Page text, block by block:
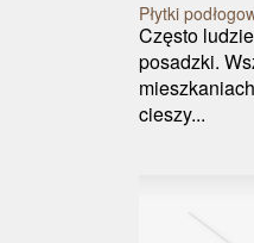
Płytki
Często
posadzki.
cieszy...